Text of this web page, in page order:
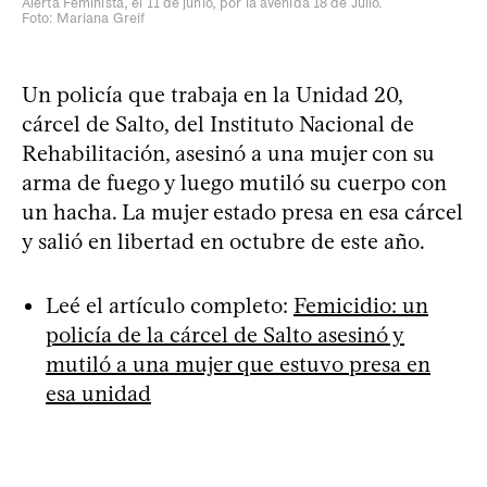
Foto: Mariana Greif
Un policía que trabaja en la Unidad 20,
cárcel de Salto, del Instituto Nacional de
Rehabilitación, asesinó a una mujer con su
arma de fuego y luego mutiló su cuerpo con
un hacha. La mujer estado presa en esa cárcel
y salió en libertad en octubre de este año.
Leé el artículo completo: Femicidio: un
policía de la cárcel de Salto asesinó y
mutiló a una mujer que estuvo presa en
esa unidad